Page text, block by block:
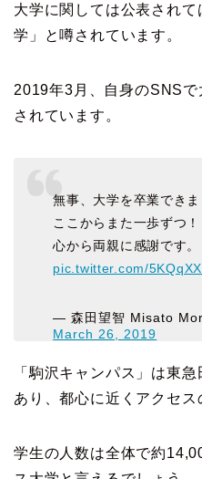
大学に関しては公表され
学」と噂されています。
2019年3月、自身のSNS
されています。
無事、大学を卒業できま
ここからまた一歩ずつ！
心から両親に感謝です。
pic.twitter.com/
— 森田望智 Misato
March 26, 2019
「駒沢キャンパス」は東
あり、都心に近くアクセス
学生の人数は全体で約